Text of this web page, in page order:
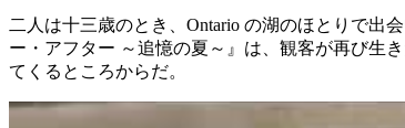
二人は十三歳のとき、Ontario の湖のほとりで出
ー・アフター ～追憶の夏～』は、観客が再び生
てくるところからだ。